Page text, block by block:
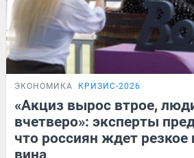
ЭКОНОМИКА КРИЗИС-2026
«Акциз вырос втрое,
вчетверо»: эксперты
что россиян ждет